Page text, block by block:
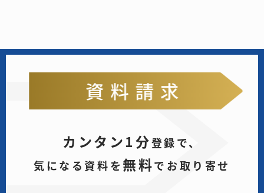
カンタン1分登録で、
気になる資料を 無料でお取り寄せ